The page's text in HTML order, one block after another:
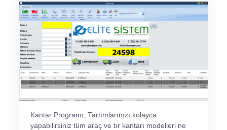
Kantar Programı, Tartımlarınızı kolayca
yapabilirsiniz tüm araç ve tır kantarı modelleri ne